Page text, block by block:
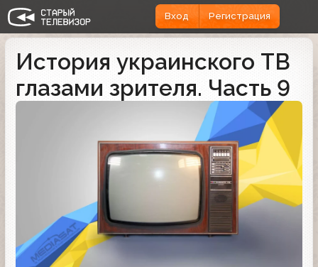
Вход Регистрация
История украинского ТВ
глазами зрителя. Часть 9